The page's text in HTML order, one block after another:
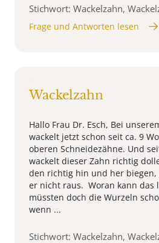
Stichwort: Wackelzahn,
Frage und Antworten lesen
Wackelzahn
Hallo Frau Dr. Esch, Bei
wackelt jetzt schon seit ca. 9
oberen Schneidezähne. Und
wackelt dieser Zahn richtig
den richtig hin und her
er nicht raus. Woran kann das
müssten doch die Wurzeln
wenn ...
Stichwort: Wackelzahn,